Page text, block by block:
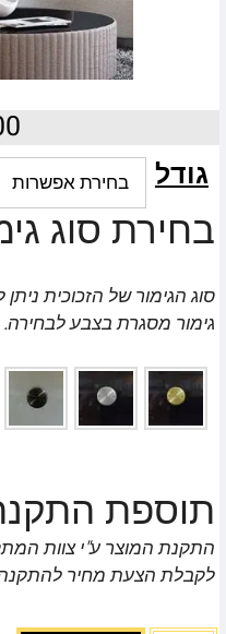
גודל
בחירת סוג
סוג הגימור של הזכוכית
גימור מסגרת בצבע לבחירה.
תוספת
התקנת המוצר ע"י צוות
לקבלת הצעת מחיר להתקנה